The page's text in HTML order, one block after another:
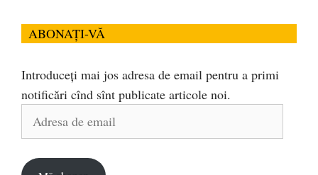
ABONAȚI-VĂ
Introduceți mai jos adresa de email pentru a primi
notificări cînd sînt publicate articole noi.
Adresa